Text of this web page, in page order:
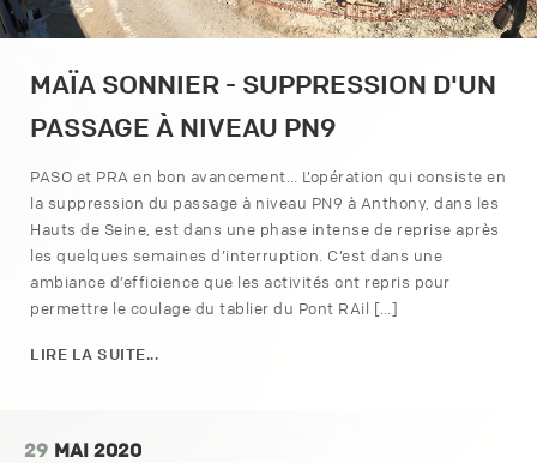
MAÏA SONNIER - SUPPRESSION D'UN
PASSAGE À NIVEAU PN9
PASO et PRA en bon avancement… L’opération qui consiste en
la suppression du passage à niveau PN9 à Anthony, dans les
Hauts de Seine, est dans une phase intense de reprise après
les quelques semaines d’interruption. C’est dans une
ambiance d’efficience que les activités ont repris pour
permettre le coulage du tablier du Pont RAil […]
LIRE LA SUITE...
29 MAI 2020